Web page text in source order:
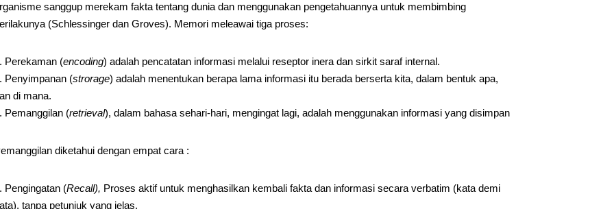
sanggup merekam fakta tentang dunia dan menggunakan pengetahuannya untuk membimbing
(Schlessinger dan Groves). Memori meleawai tiga proses:
Perekaman (encoding) adalah pencatatan informasi melalui reseptor inera dan sirkit saraf internal.
Penyimpanan (strorage) adalah menentukan berapa lama informasi itu berada berserta kita, dalam bentuk apa,
di mana.
Pemanggilan (retrieval), dalam bahasa sehari-hari, mengingat lagi, adalah menggunakan informasi yang disimpan
diketahui dengan empat cara :
Pengingatan (Recall), Proses aktif untuk menghasilkan kembali fakta dan informasi secara verbatim (kata demi
tanpa petunjuk yang jelas.